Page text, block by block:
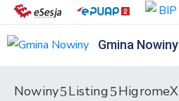
Gmina Nowiny
Nowiny Listing HigromeX